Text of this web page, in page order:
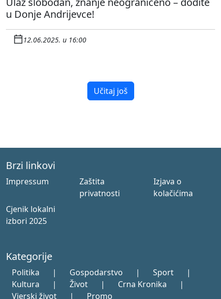
u Donje Andrijevce!
12.06.2025. u 16:00
Učitaj još
Brzi linkovi
Impressum
Zaštita
privatnosti
Izjava o
kolačićima
Cjenik lokalni
izbori 2025
Kategorije
Politika | Gospodarstvo | Sport
|
Kultura
| Život | Crna Kronika
|
Vjerski život
| Promo